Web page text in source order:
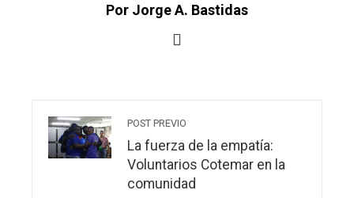
Por Jorge A. Bastidas
POST PREVIO
La fuerza de la empatía:
Voluntarios Cotemar en la
comunidad